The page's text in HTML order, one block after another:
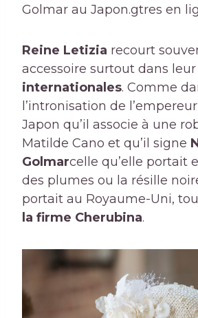
Golmar au Japon.gtres en
Reine Letizia recourt
accessoire surtout dans leur
internationales. Comme
l’intronisation de
Japon qu’il associe à une
Matilde Cano et qu’il signe
Golmarcelle qu’elle portait
des plumes ou la résille
portait au Royaume-Uni,
la firme Cherubina.